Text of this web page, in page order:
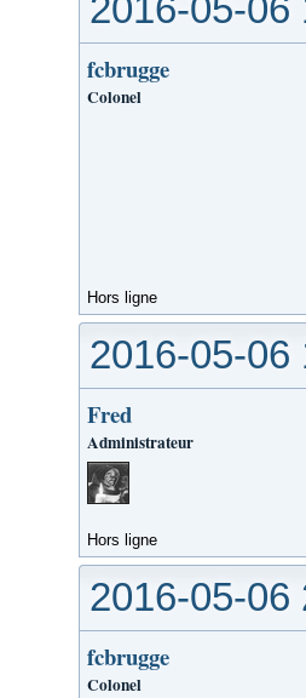
2016-05-06
fcbrugge
Colonel
Hors ligne
2016-05-06
Fred
Administrateur
Hors ligne
2016-05-06
fcbrugge
Colonel